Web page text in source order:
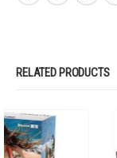
RELATED PRODUCTS